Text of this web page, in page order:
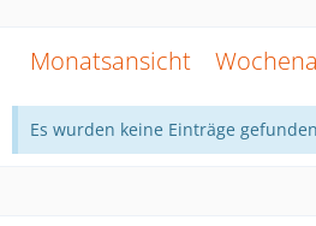
Monatsansicht
Es wurden keine Einträge